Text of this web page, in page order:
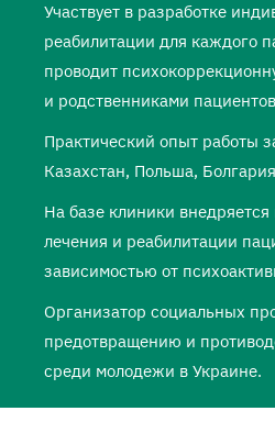
Участвует в разработке
реабилитации для каждого
проводит
и родственниками
Практический опыт работы
Казахстан, Польша,
На базе клиники
лечения и реабилитации
зависимостью от
Организатор социальных
предотвращению и
среди молодежи в Украине.